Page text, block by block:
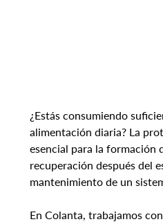
¿Estás consumiendo
alimentación diaria? La
esencial para la formación
recuperación después del
mantenimiento de un
En Colanta, trabajamos